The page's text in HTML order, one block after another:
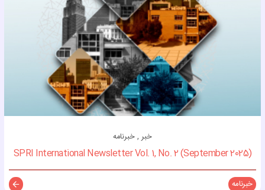
خبر , خبرنامه
SPRI International Newsletter Vol. 1, No. 2 (September 2025)
خبرنامه